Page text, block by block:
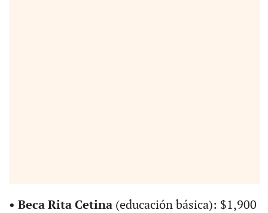
• Beca Rita Cetina(educación básica): $1,900